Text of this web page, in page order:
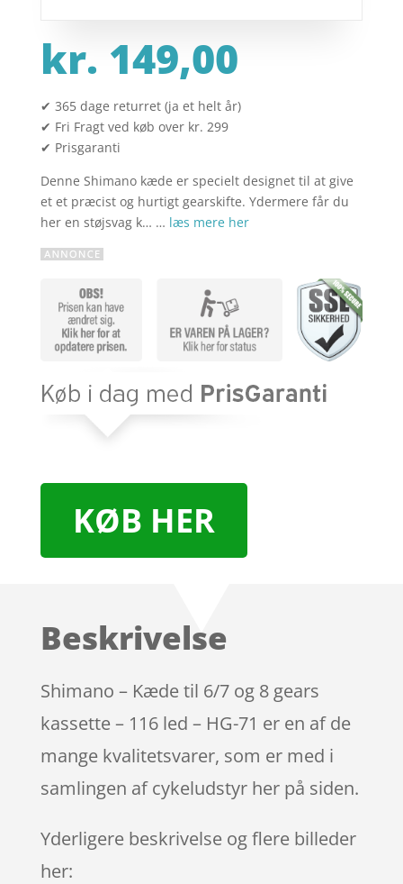
kr. 149,00
✔ 365 dage returret (ja et helt år)
✔ Fri Fragt ved køb over kr. 299
✔ Prisgaranti
Denne Shimano kæde er specielt designet til at give
et et præcist og hurtigt gearskifte. Ydermere får du
her en støjsvag k… … læs mere her
KØB HER
Beskrivelse
Shimano – Kæde til 6/7 og 8 gears
kassette – 116 led – HG-71 er en af de
mange kvalitetsvarer, som er med i
samlingen af cykeludstyr her på siden.
Yderligere beskrivelse og flere billeder
her: